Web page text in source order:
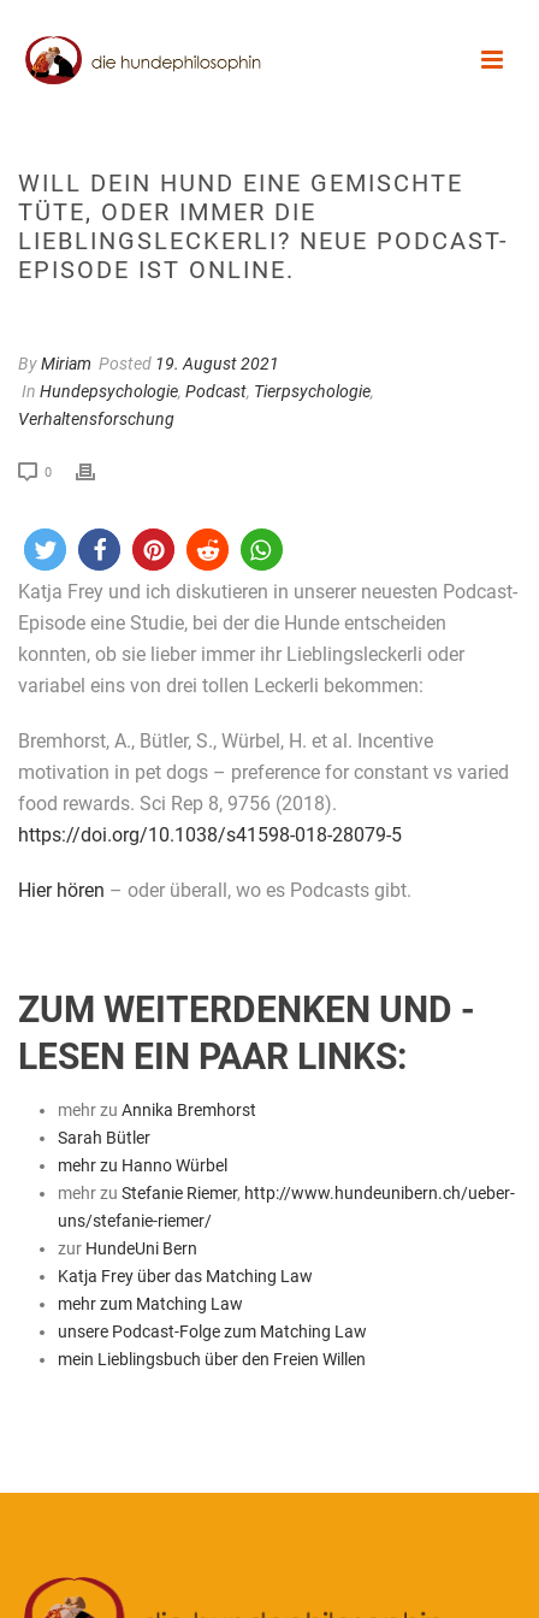
WILL DEIN HUND EINE GEMISCHTE
TÜTE, ODER IMMER DIE
LIEBLINGSLECKERLI? NEUE PODCAST-
EPISODE IST ONLINE.
ByMiriam Posted 19. August 2021
In Hundepsychologie, Podcast, Tierpsychologie,
Verhaltensforschung
0
Katja Frey und ich diskutieren in unserer neuesten Podcast-
Episode eine Studie, bei der die Hunde entscheiden
konnten, ob sie lieber immer ihr Lieblingsleckerli oder
variabel eins von drei tollen Leckerli bekommen:
Bremhorst, A., Bütler, S., Würbel, H. et al. Incentive
motivation in pet dogs – preference for constant vs varied
food rewards. Sci Rep 8, 9756 (2018).
https://doi.org/10.1038/s41598-018-28079-5
Hier hören – oder überall, wo es Podcasts gibt.
ZUM WEITERDENKEN UND -
LESEN EIN PAAR LINKS:
mehr zu Annika Bremhorst
Sarah Bütler
mehr zu Hanno Würbel
mehr zu Stefanie Riemer, http://www.hundeunibern.ch/ueber-
uns/stefanie-riemer/
zur HundeUni Bern
Katja Frey über das Matching Law
mehr zum Matching Law
unsere Podcast-Folge zum Matching Law
mein Lieblingsbuch über den Freien Willen